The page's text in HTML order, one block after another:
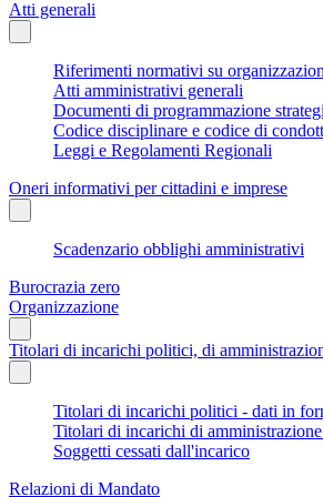
Atti generali
Riferimenti normativi su
Atti amministrativi generali
Documenti di programmazione
Codice disciplinare e codice di
Leggi e Regolamenti Regionali
Oneri informativi per cittadini e imprese
Scadenzario obblighi amministrativi
Burocrazia zero
Organizzazione
Titolari di incarichi politici, di
Titolari di incarichi politici - dati in
Titolari di incarichi di
Soggetti cessati dall'incarico
Relazioni di Mandato